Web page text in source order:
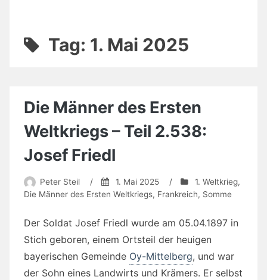
Tag: 1. Mai 2025
Die Männer des Ersten
Weltkriegs – Teil 2.538:
Josef Friedl
Peter Steil / 1. Mai 2025 / 1. Weltkrieg,
Die Männer des Ersten Weltkriegs, Frankreich, Somme
Der Soldat Josef Friedl wurde am 05.04.1897 in
Stich geboren, einem Ortsteil der heuigen
bayerischen Gemeinde Oy-Mittelberg, und war
der Sohn eines Landwirts und Krämers. Er selbst